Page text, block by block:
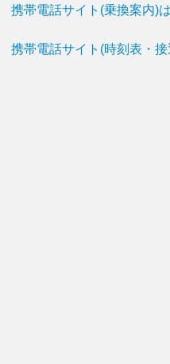
携帯電話サイト(乗換案内)
携帯電話サイト(時刻表・